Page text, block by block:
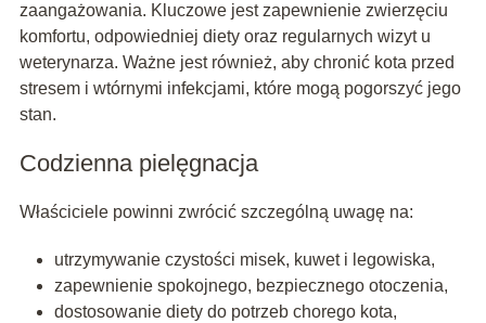
zaangażowania. Kluczowe jest zapewnienie zwierzęciu
komfortu, odpowiedniej diety oraz regularnych wizyt u
weterynarza. Ważne jest również, aby chronić kota przed
stresem i wtórnymi infekcjami, które mogą pogorszyć jego
stan.
Codzienna pielęgnacja
Właściciele powinni zwrócić szczególną uwagę na:
utrzymywanie czystości misek, kuwet i legowiska,
zapewnienie spokojnego, bezpiecznego otoczenia,
dostosowanie diety do potrzeb chorego kota,